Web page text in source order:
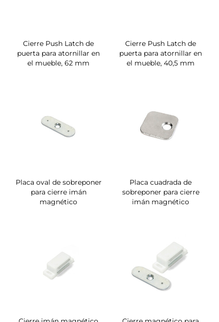
Cierre Push Latch de
puerta para atornillar en
el mueble, 62 mm
Cierre Push Latch de
puerta para atornillar en
el mueble, 40,5 mm
Placa oval de sobreponer
para cierre imán
magnético
Placa cuadrada de
sobreponer para cierre
imán magnético